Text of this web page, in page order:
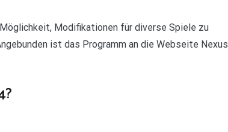
Modifikationen für diverse Spiele zu
ist das Programm an die Webseite Nexus